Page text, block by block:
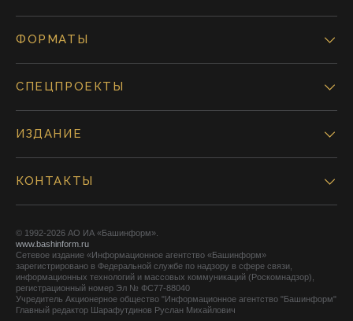
ФОРМАТЫ
СПЕЦПРОЕКТЫ
ИЗДАНИЕ
КОНТАКТЫ
© 1992-2026 АО ИА «Башинформ».
www.bashinform.ru
Сетевое издание «Информационное агентство «Башинформ»
зарегистрировано в Федеральной службе по надзору в сфере связи,
информационных технологий и массовых коммуникаций (Роскомнадзор),
регистрационный номер Эл № ФС77-88040
Учредитель Акционерное общество "Информационное агентство "Башинформ"
Главный редактор Шарафутдинов Руслан Михайлович